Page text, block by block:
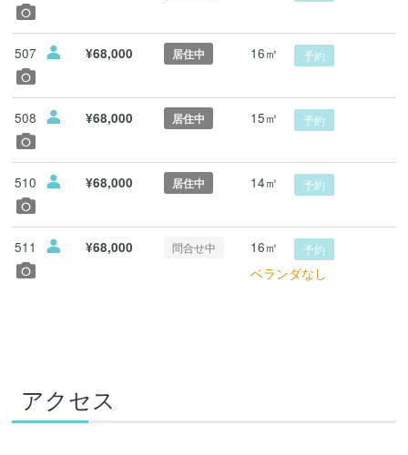
507 ¥68,000 居住中 16㎡ 予約
508 ¥68,000 居住中 15㎡ 予約
510 ¥68,000 居住中 14㎡ 予約
511 ¥68,000 問合せ中 16㎡ 予約
ベランダなし
アクセス